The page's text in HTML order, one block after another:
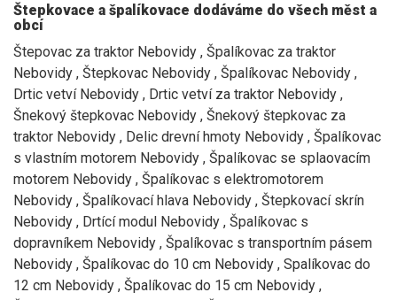
Štepkovace a špalíkovace dodáváme do všech měst a
obcí
Štepovac za traktor Nebovidy , Špalíkovac za traktor
Nebovidy , Štepkovac Nebovidy , Špalíkovac Nebovidy ,
Drtic vetví Nebovidy , Drtic vetví za traktor Nebovidy ,
Šnekový štepkovac Nebovidy , Šnekový štepkovac za
traktor Nebovidy , Delic drevní hmoty Nebovidy , Špalíkovac
s vlastním motorem Nebovidy , Špalíkovac se splaovacím
motorem Nebovidy , Špalíkovac s elektromotorem
Nebovidy , Špalíkovací hlava Nebovidy , Štepkovací skrín
Nebovidy , Drtící modul Nebovidy , Špalíkovac s
dopravníkem Nebovidy , Špalíkovac s transportním pásem
Nebovidy , Špalíkovac do 10 cm Nebovidy , Spalíkovac do
12 cm Nebovidy , Špalíkovac do 15 cm Nebovidy ,